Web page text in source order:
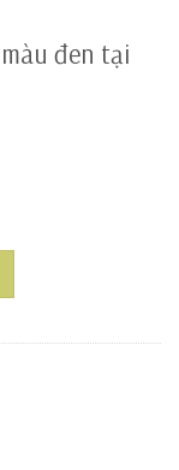
đen tại
Nội mới 99% số